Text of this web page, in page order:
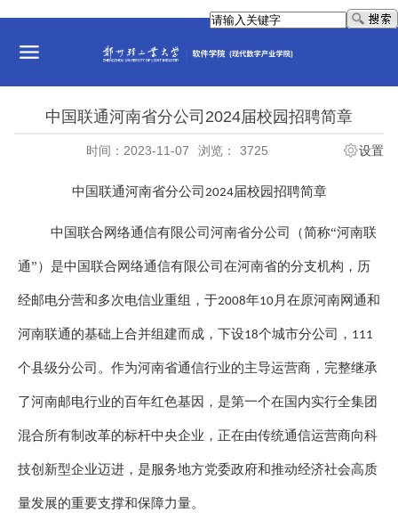
中国联通河南省分公司2024届校园招聘简章
时间：2023-11-07 浏览： 3725 设置
中国联通河南省分公司 2024届校园招聘简章
中国联合网络通信有限公司河南省分公司（简称“河南联
通”）是中国联合网络通信有限公司在河南省的分支机构，历
经邮电分营和多次电信业重组，于2008年10 月在原河南网通和
河南联通的基础上合并组建而成，下设18个城市分公司， 111
个县级分公司。作为河南省通信行业的主导运营商，完整继承
了河南邮电行业的百年红色基因，是第一个在国内实行全集团
混合所有制改革的标杆中央企业，正在由传统通信运营商向科
技创新型企业迈进，是服务地方党委政府和推动经济社会高质
量发展的重要支撑和保障力量。